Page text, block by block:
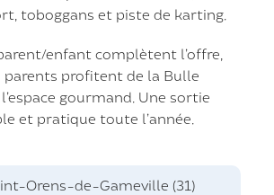
toboggans et piste de karting.
enfant complètent l’offre,
parents profitent de la Bulle
gourmand. Une sortie
et pratique toute l’année.
Orens-de-Gameville (31)